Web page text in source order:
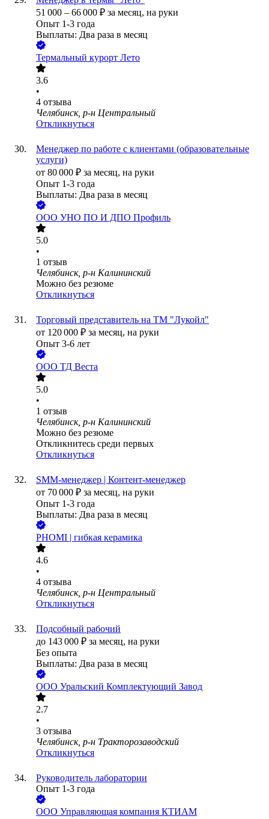
51 000 – 66 000 ₽ за месяц, на руки
Опыт 1-3 года
Выплаты: Два раза в месяц
Термальный курорт Лето
3.6
•
4 отзыва
Челябинск, р-н Центральный
Откликнуться
Менеджер по работе с клиентами (образовательные
услуги)
от 80 000 ₽ за месяц, на руки
Опыт 1-3 года
Выплаты: Два раза в месяц
ООО УНО ПО И ДПО Профиль
5.0
•
1 отзыв
Челябинск, р-н Калининский
Можно без резюме
Откликнуться
Торговый представитель на ТМ "Лукойл"
от 120 000 ₽ за месяц, на руки
Опыт 3-6 лет
ООО ТД Веста
5.0
•
1 отзыв
Челябинск, р-н Калининский
Можно без резюме
Откликнитесь среди первых
Откликнуться
SMM-менеджер | Контент-менеджер
от 70 000 ₽ за месяц, на руки
Опыт 1-3 года
Выплаты: Два раза в месяц
PHOMI | гибкая керамика
4.6
•
4 отзыва
Челябинск, р-н Центральный
Откликнуться
Подсобный рабочий
до 143 000 ₽ за месяц, на руки
Без опыта
Выплаты: Два раза в месяц
ООО Уральский Комплектующий Завод
2.7
•
3 отзыва
Челябинск, р-н Тракторозаводский
Откликнуться
Руководитель лаборатории
Опыт 1-3 года
ООО Управляющая компания КТИАМ